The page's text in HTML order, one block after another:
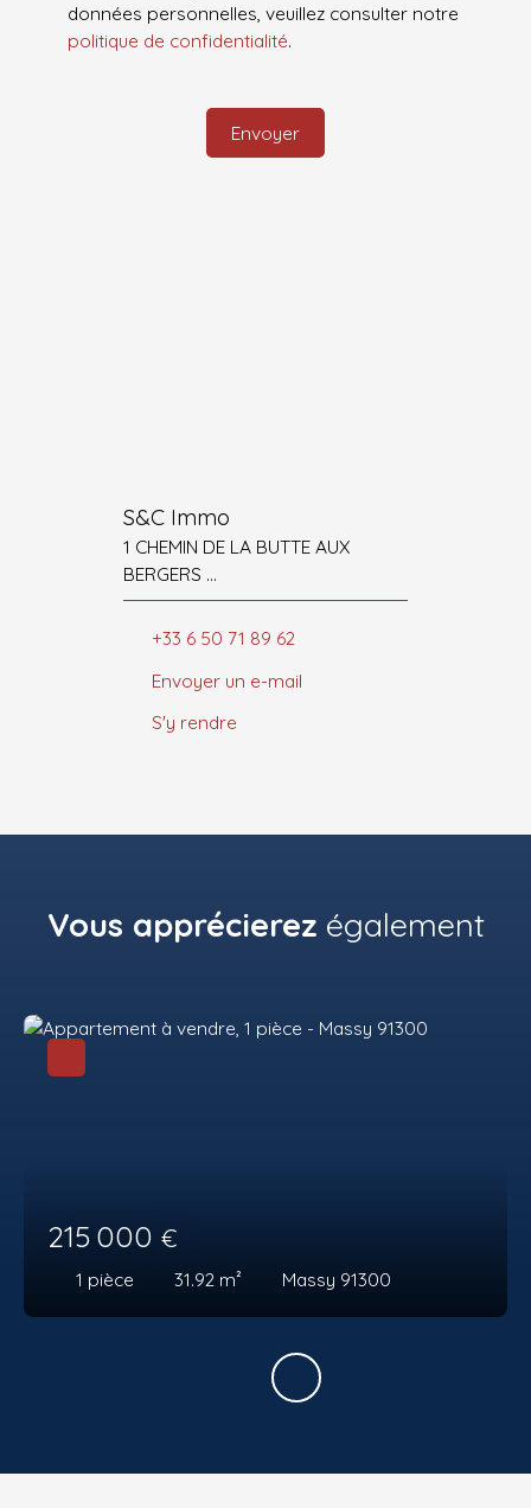
données personnelles, veuillez consulter notre
politique de confidentialité.
Envoyer
S&C Immo
1 CHEMIN DE LA BUTTE AUX
BERGERS
77860 SAINT-GERMAIN-SUR-
MORIN
+33 6 50 71 89 62
Envoyer un e-mail
S'y rendre
Vous apprécierez également
215 000 €
1 pièce 31.92 m² Massy 91300